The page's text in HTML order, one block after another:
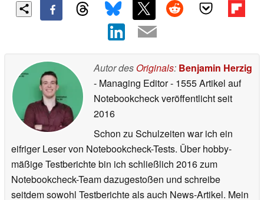
Autor des Originals: Benjamin Herzig
- Managing Editor- 1555 Artikel auf
Notebookcheck veröffentlichtseit
2016
Schon zu Schulzeiten war ich ein
eifriger Leser von Notebookcheck-Tests. Über hobby-
mäßige Testberichte bin ich schließlich 2016 zum
Notebookcheck-Team dazugestoßen und schreibe
seitdem sowohl Testberichte als auch News-Artikel. Mein